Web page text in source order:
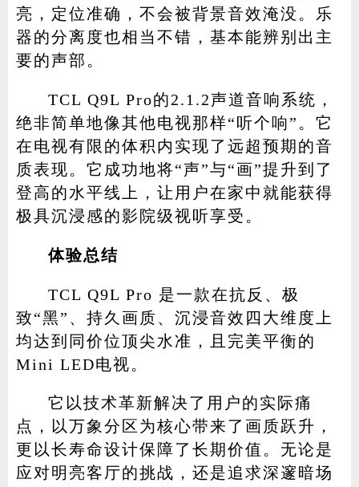
亮，定位准确，不会被背景音效淹没。乐
器的分离度也相当不错，基本能辨别出主
要的声部。
TCL Q9L Pro的2.1.2声道音响系统，
绝非简单地像其他电视那样“听个响”。它
在电视有限的体积内实现了远超预期的音
质表现。它成功地将“声”与“画”提升到了
登高的水平线上，让用户在家中就能获得
极具沉浸感的影院级视听享受。
体验总结
TCL Q9L Pro 是一款在抗反、极
致“黑”、持久画质、沉浸音效四大维度上
均达到同价位顶尖水准，且完美平衡的
Mini LED电视。
它以技术革新解决了用户的实际痛
点，以万象分区为核心带来了画质跃升，
更以长寿命设计保障了长期价值。无论是
应对明亮客厅的挑战，还是追求深邃暗场